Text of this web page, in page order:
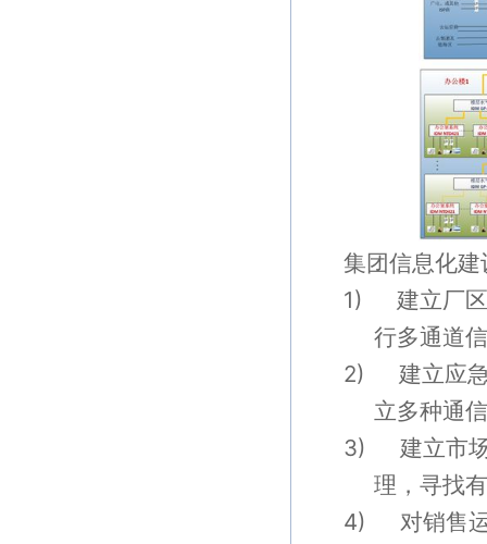
集团信息化
1)
建立厂
行多通道
2)
建立应
立多种通
3)
建立市
理，寻找
4)
对销售